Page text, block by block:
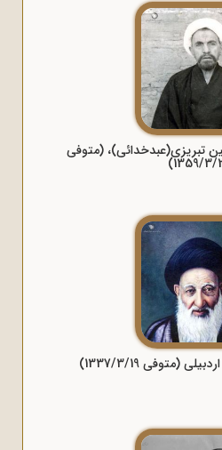
تبریزی(عبدخدائی)، (متوفی
1359/3/
(متوفی 1337/3/19)